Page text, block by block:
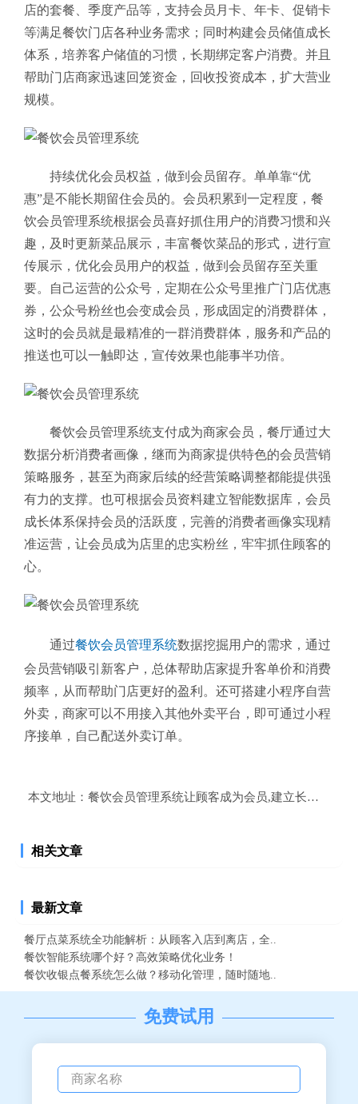
店的套餐、季度产品等，支持会员月卡、年卡、促销卡
等满足餐饮门店各种业务需求；同时构建会员储值成长
体系，培养客户储值的习惯，长期绑定客户消费。并且
帮助门店商家迅速回笼资金，回收投资成本，扩大营业
规模。
持续优化会员权益，做到会员留存。 单单靠“优
惠”是不能长期留住会员的。会员积累到一定程度，餐
饮会员管理系统根据会员喜好抓住用户的消费习惯和兴
趣，及时更新菜品展示，丰富餐饮菜品的形式，进行宣
传展示，优化会员用户的权益，做到会员留存至关重
要。自己运营的公众号，定期在公众号里推广门店优惠
券，公众号粉丝也会变成会员，形成固定的消费群体，
这时的会员就是最精准的一群消费群体，服务和产品的
推送也可以一触即达，宣传效果也能事半功倍。
餐饮会员管理系统支付成为商家会员，餐厅通过大
数据分析消费者画像，继而为商家提供特色的会员营销
策略服务，甚至为商家后续的经营策略调整都能提供强
有力的支撑。 也可根据会员资料建立智能数据库，会员
成长体系保持会员的活跃度，完善的消费者画像实现精
准运营，让会员成为店里的忠实粉丝，牢牢抓住顾客的
心。
通过餐饮会员管理系统数据挖掘用户的需求，通过
会员营销吸引新客户，总体帮助店家提升客单价和消费
频率，从而帮助门店更好的盈利。还可搭建小程序自营
外卖，商家可以不用接入其他外卖平台，即可通过小程
序接单，自己配送外卖订单。
本文地址： 餐饮会员管理系统让顾客成为会员,建立长期稳定的
相关文章
最新文章
餐厅点菜系统全功能解析：从顾客入店到离店，全..
餐饮智能系统哪个好？高效策略优化业务！
餐饮收银点餐系统怎么做？移动化管理，随时随地..
免费试用